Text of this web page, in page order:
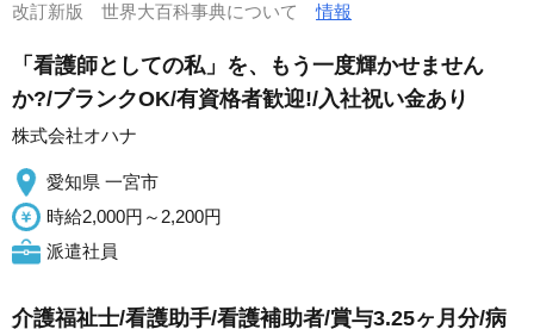
改訂新版 世界大百科事典について情報
「看護師としての私」を、もう一度輝かせません
か?/ブランクOK/有資格者歓迎!/入社祝い金あり
株式会社オハナ
愛知県 一宮市
時給2,000円～2,200円
派遣社員
介護福祉士/看護助手/看護補助者/賞与3.25ヶ月分/病